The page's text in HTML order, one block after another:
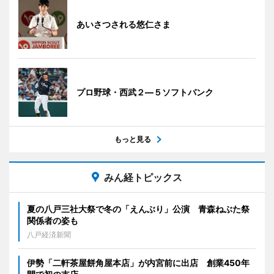
あいさつされる悠仁さま
プロ野球・西武２―５ソフトバンク
もっと見る
みん経トピックス
夏の八戸三社大祭で冬の「えんぶり」公演 青森ねぶた祭
関係者の姿も
八戸経済新聞
伊勢「二軒茶屋餅角屋本店」が内宮前に出店 創業450年